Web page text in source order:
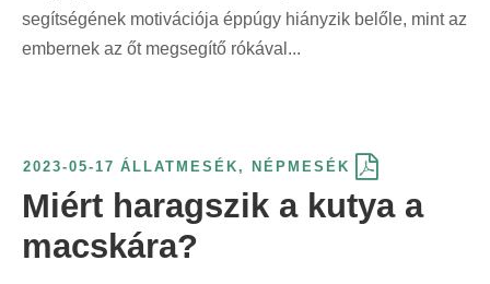
segítségének motivációja éppúgy hiányzik belőle, mint az
embernek az őt megsegítő rókával...
2023-05-17 ÁLLATMESÉK , NÉPMESÉK
Miért haragszik a kutya a
macskára?